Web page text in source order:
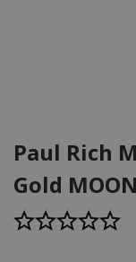
Paul Rich
Gold